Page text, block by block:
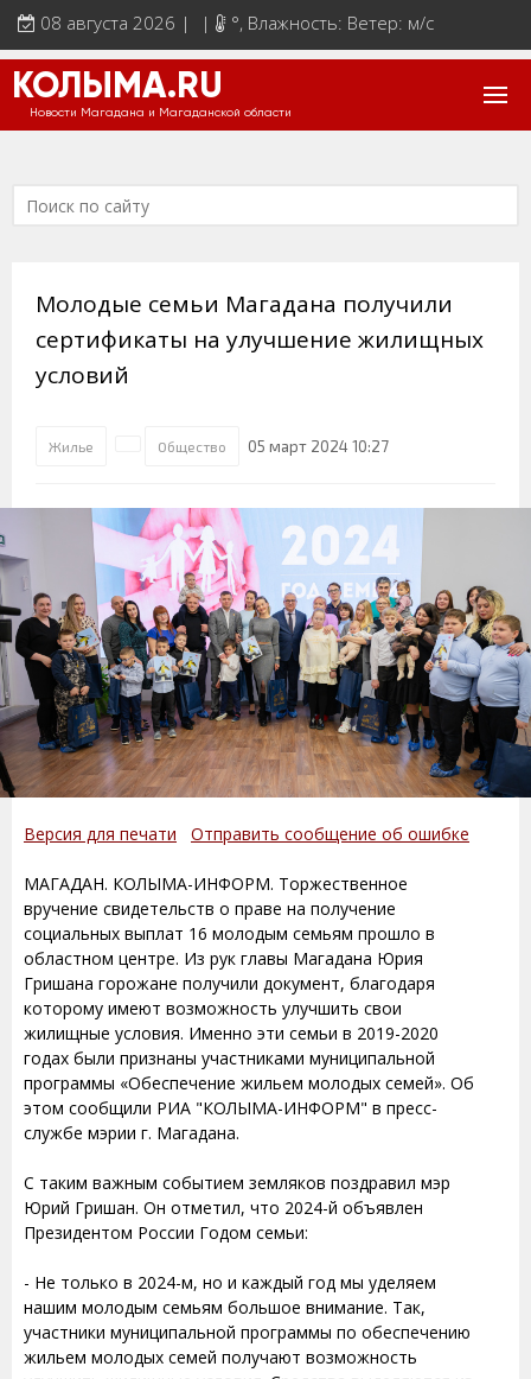
08 августа 2026 | | °, Влажность: Ветер: м/с
КОЛЫМА.RU
Новости Магадана и Магаданской области
Молодые семьи Магадана получили
сертификаты на улучшение жилищных
условий
Жилье Общество 05 март 2024 10:27
Версия для печати Отправить сообщение об ошибке
МАГАДАН. КОЛЫМА-ИНФОРМ. Торжественное
вручение свидетельств о праве на получение
социальных выплат 16 молодым семьям прошло в
областном центре. Из рук главы Магадана Юрия
Гришана горожане получили документ, благодаря
которому имеют возможность улучшить свои
жилищные условия. Именно эти семьи в 2019-2020
годах были признаны участниками муниципальной
программы «Обеспечение жильем молодых семей». Об
этом сообщили РИА "КОЛЫМА-ИНФОРМ" в пресс-
службе мэрии г. Магадана.
С таким важным событием земляков поздравил мэр
Юрий Гришан. Он отметил, что 2024-й объявлен
Президентом России Годом семьи:
- Не только в 2024-м, но и каждый год мы уделяем
нашим молодым семьям большое внимание. Так,
участники муниципальной программы по обеспечению
жильем молодых семей получают возможность